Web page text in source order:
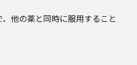
他の薬と同時に服用すること